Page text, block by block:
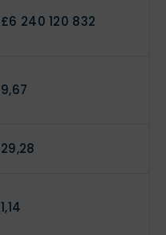
£6 240 120 832
9,67
29,28
1,14